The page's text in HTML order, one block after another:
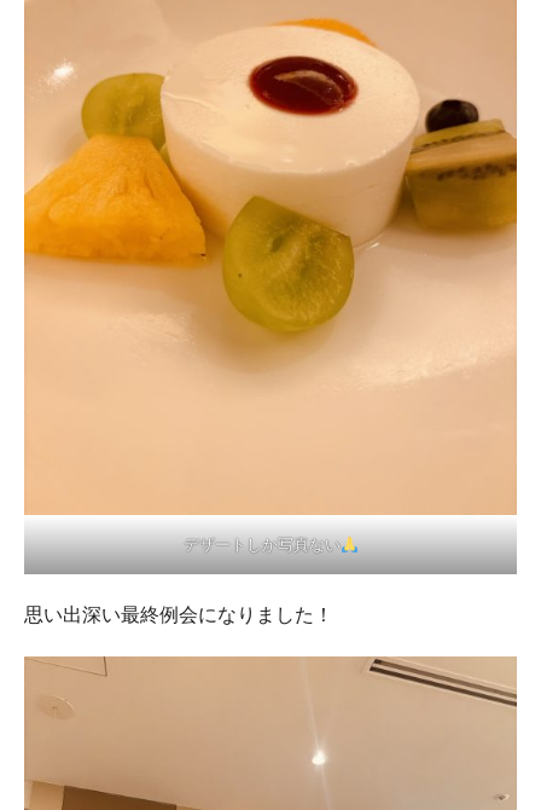
デザートしか写真ない
思い出深い最終例会になりました！